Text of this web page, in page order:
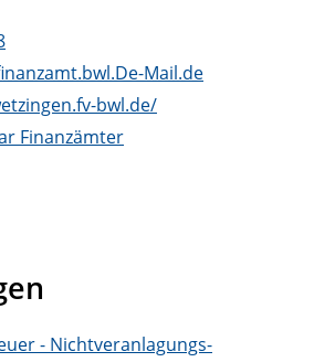
Mail.de
bwl.de/
Finanzämter
- Nichtveranlagungs-